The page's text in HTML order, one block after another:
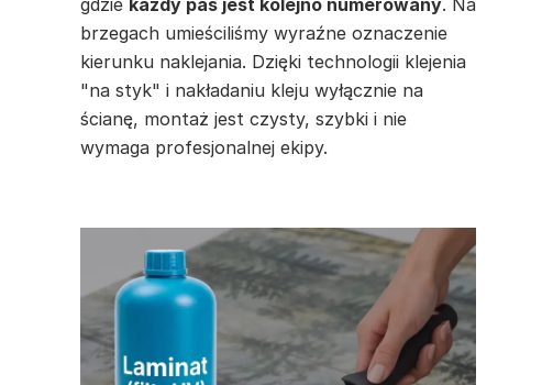
gdzie każdy pas jest kolejno numerowany. Na
brzegach umieściliśmy wyraźne oznaczenie
kierunku naklejania. Dzięki technologii klejenia
"na styk" i nakładaniu kleju wyłącznie na
ścianę, montaż jest czysty, szybki i nie
wymaga profesjonalnej ekipy.